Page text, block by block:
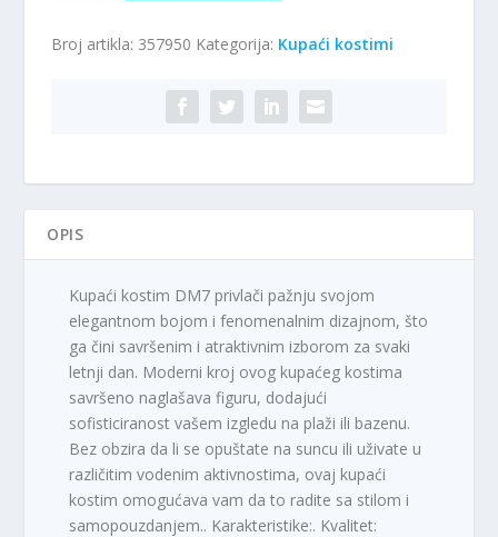
DM7
Broj artikla: 357950 Kategorija: Kupaći kostimi
OPIS
Kupaći kostim DM7 privlači pažnju svojom
elegantnom bojom i fenomenalnim dizajnom, što
ga čini savršenim i atraktivnim izborom za svaki
letnji dan. Moderni kroj ovog kupaćeg kostima
savršeno naglašava figuru, dodajući
sofisticiranost vašem izgledu na plaži ili bazenu.
Bez obzira da li se opuštate na suncu ili uživate u
različitim vodenim aktivnostima, ovaj kupaći
kostim omogućava vam da to radite sa stilom i
samopouzdanjem.. Karakteristike:. Kvalitet: